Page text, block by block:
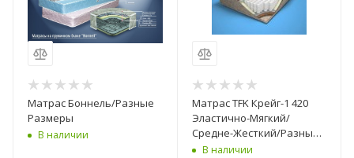
Матрас Боннель/Разные
Размеры
В наличии
Матрас TFK Крейг-1 420
Эластично-Мягкий/
Средне-Жесткий/Разные
Размеры
В наличии